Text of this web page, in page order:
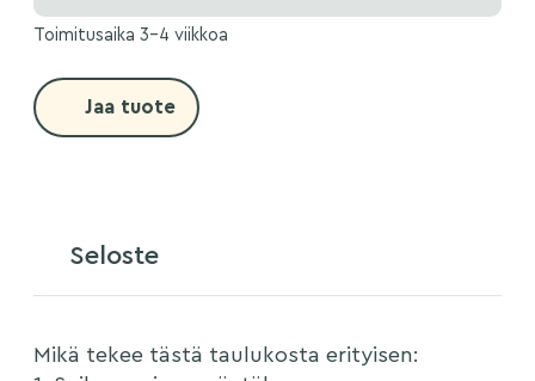
Toimitusaika 3-4 viikkoa
Jaa tuote
Seloste
Mikä tekee tästä taulukosta erityisen: